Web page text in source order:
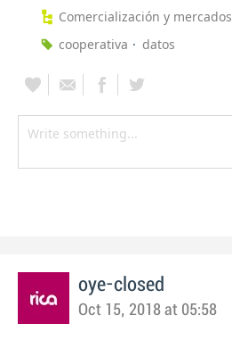
Comercialización y mercados
cooperativa
datos
oye-closed
Oct 15, 2018 at 05:58